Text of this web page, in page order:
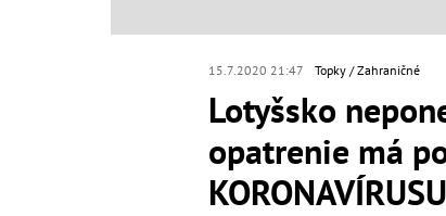
15.7.2020 21:47 Topky Zahraničné
Lotyšsko
opatrenie má
KORONAVÍRUSU